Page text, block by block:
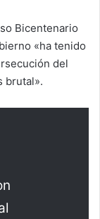
Bicentenario
«ha tenido
del
brutal».